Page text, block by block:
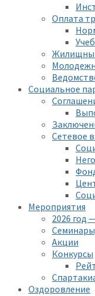
Оплата
Социальное
Сетевое
Мероприятия
2026 год
Акции
Конкурсы
Оздоровление